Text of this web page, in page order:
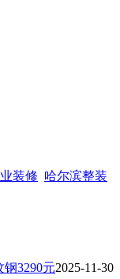
装修 哈尔滨整装
3290元2025-11-30